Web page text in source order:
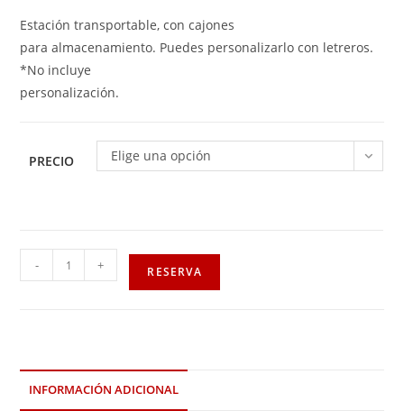
Estación transportable, con cajones
para almacenamiento. Puedes personalizarlo con letreros.
*No incluye
personalización.
PRECIO Elige una opción
- + RESERVA
INFORMACIÓN ADICIONAL